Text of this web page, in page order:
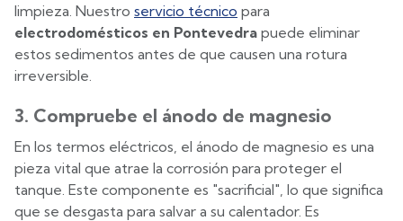
limpieza. Nuestro servicio técnico para
electrodomésticos en Pontevedra puede eliminar
estos sedimentos antes de que causen una rotura
irreversible.
3. Compruebe el ánodo de magnesio
En los termos eléctricos, el ánodo de magnesio es una
pieza vital que atrae la corrosión para proteger el
tanque. Este componente es "sacrificial", lo que significa
que se desgasta para salvar a su calentador. Es